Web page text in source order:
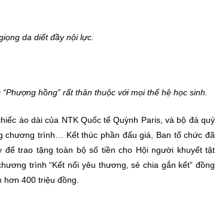
da diết đầy nội lực.
hồng” rất thân thuộc với mọi thế hệ học sinh.
áo dài của NTK Quốc tế Quỳnh Paris, và bộ đá quý
chương trình… Kết thúc phần đấu giá, Ban tổ chức đã
trao tặng toàn bộ số tiền cho Hội người khuyết tật
trình “Kết nối yêu thương, sẻ chia gắn kết” đồng
400 triệu đồng.